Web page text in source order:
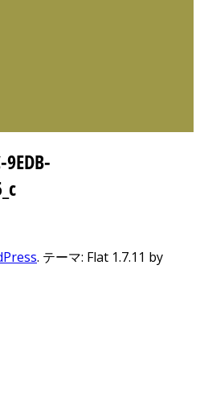
. テーマ: Flat 1.7.11 by